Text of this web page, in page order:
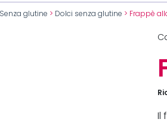
Senza glutine > Dolci senza glutine > Frappè
Il